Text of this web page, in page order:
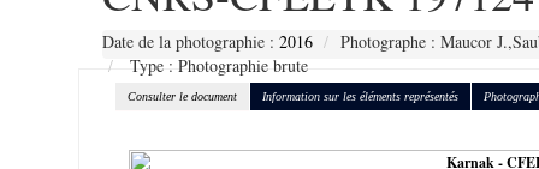
Date de la photographie : 2016
Photographe : Maucor
Type : Photographie brute
Consulter le document Information sur les éléments représentés